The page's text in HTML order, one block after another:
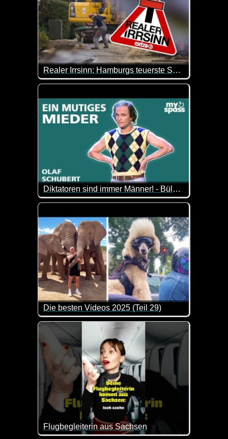
Realer Irrsinn: Hamburgs teuerste Sackgasse - extra 3
Die Verkehrsberuhigung einer Hamburger
Diktatoren sind immer Männer! - Bülent und seine Freunde - Olaf Schubert
Olaf Schubert ist gegen Ungerechtigkeit,
Die besten Videos 2025 (Teil 29)
Eine tolle Zusammenstellung von lustigen
Flugbegleiterin aus Sachsen